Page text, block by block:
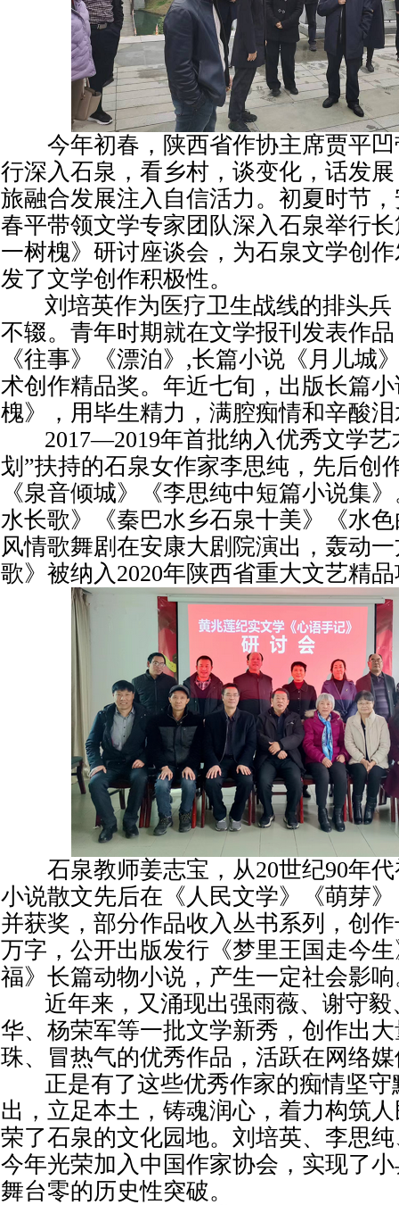
今年初春，陕西省作协主席贾平凹
行深入石泉，看乡村，谈变化，话发
旅融合发展注入自信活力。初夏时节
春平带领文学专家团队深入石泉举行
一树槐》研讨座谈会，为石泉文学创
发了文学创作积极性。
刘培英作为医疗卫生战线的排头兵
不辍。青年时期就在文学报刊发表作
《往事》《漂泊》,长篇小说《月儿城
术创作精品奖。年近七旬，出版长篇
槐》，用毕生精力，满腔痴情和辛酸
2017—2019年首批纳入优秀文学艺
划”扶持的石泉女作家李思纯，先后创
《泉音倾城》《李思纯中短篇小说集
水长歌》《秦巴水乡石泉十美》《水
风情歌舞剧在安康大剧院演出，轰动
歌》被纳入2020年陕西省重大文艺精
石泉教师姜志宝，从20世纪90年代
小说散文先后在《人民文学》《萌芽
并获奖，部分作品收入丛书系列，创
万字，公开出版发行《梦里王国走今
福》长篇动物小说，产生一定社会影
近年来，又涌现出强雨薇、谢守毅
华、杨荣军等一批文学新秀，创作出
珠、冒热气的优秀作品，活跃在网络
正是有了这些优秀作家的痴情坚守
出，立足本土，铸魂润心，着力构筑
荣了石泉的文化园地。刘培英、李思
今年光荣加入中国作家协会，实现了
舞台零的历史性突破。